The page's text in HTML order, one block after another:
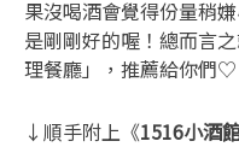
果沒喝酒會覺得份量稍
是剛剛好的喔！總而言
理餐廳」，推薦給你們♡
↓順手附上《1516小酒